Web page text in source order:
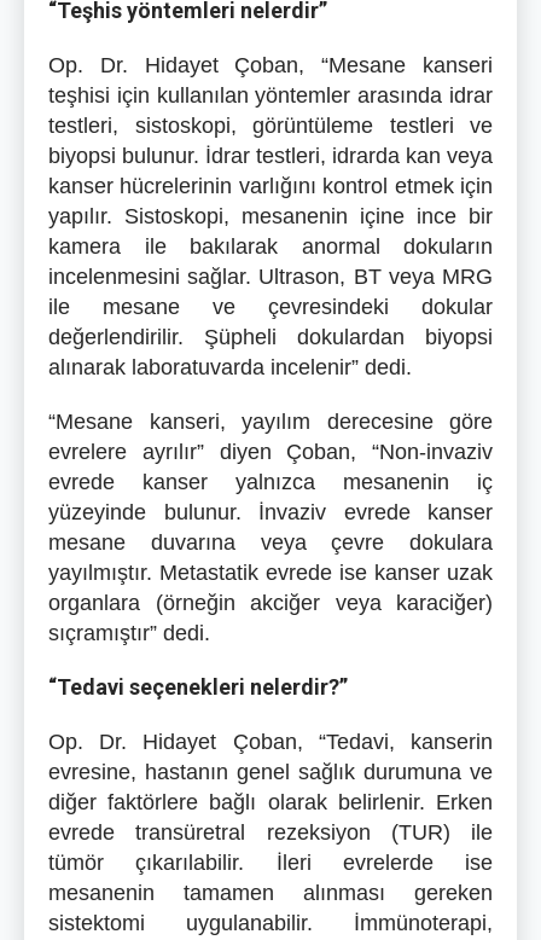
“Teşhis yöntemleri nelerdir”
Op. Dr. Hidayet Çoban, “Mesane kanseri
teşhisi için kullanılan yöntemler arasında idrar
testleri, sistoskopi, görüntüleme testleri ve
biyopsi bulunur. İdrar testleri, idrarda kan veya
kanser hücrelerinin varlığını kontrol etmek için
yapılır. Sistoskopi, mesanenin içine ince bir
kamera ile bakılarak anormal dokuların
incelenmesini sağlar. Ultrason, BT veya MRG
ile mesane ve çevresindeki dokular
değerlendirilir. Şüpheli dokulardan biyopsi
alınarak laboratuvarda incelenir” dedi.
“Mesane kanseri, yayılım derecesine göre
evrelere ayrılır” diyen Çoban, “Non-invaziv
evrede kanser yalnızca mesanenin iç
yüzeyinde bulunur. İnvaziv evrede kanser
mesane duvarına veya çevre dokulara
yayılmıştır. Metastatik evrede ise kanser uzak
organlara (örneğin akciğer veya karaciğer)
sıçramıştır” dedi.
“Tedavi seçenekleri nelerdir?”
Op. Dr. Hidayet Çoban, “Tedavi, kanserin
evresine, hastanın genel sağlık durumuna ve
diğer faktörlere bağlı olarak belirlenir. Erken
evrede transüretral rezeksiyon (TUR) ile
tümör çıkarılabilir. İleri evrelerde ise
mesanenin tamamen alınması gereken
sistektomi uygulanabilir. İmmünoterapi,